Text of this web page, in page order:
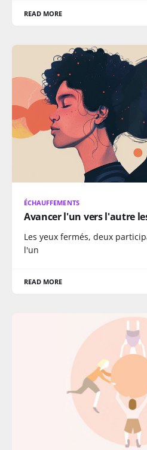
READ MORE
ÉCHAUFFEMENTS
Avancer l'un vers l'autre
Les yeux fermés, deux
l'un
READ MORE